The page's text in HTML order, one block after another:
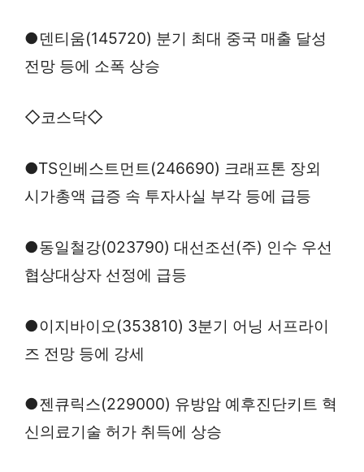
●덴티움(145720) 분기 최대 중국 매출 달성
전망 등에 소폭 상승
◇코스닥◇
●TS인베스트먼트(246690) 크래프톤 장외
시가총액 급증 속 투자사실 부각 등에 급등
●동일철강(023790) 대선조선(주) 인수 우선
협상대상자 선정에 급등
●이지바이오(353810) 3분기 어닝 서프라이
즈 전망 등에 강세
●젠큐릭스(229000) 유방암 예후진단키트 혁
신의료기술 허가 취득에 상승